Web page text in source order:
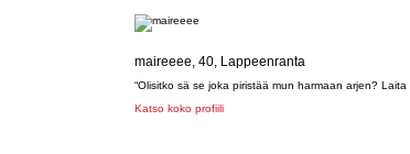
maireeee, 40, Lappeenranta
“Olisitko sä se joka piristää mun harmaan arjen?
Katso koko profiili